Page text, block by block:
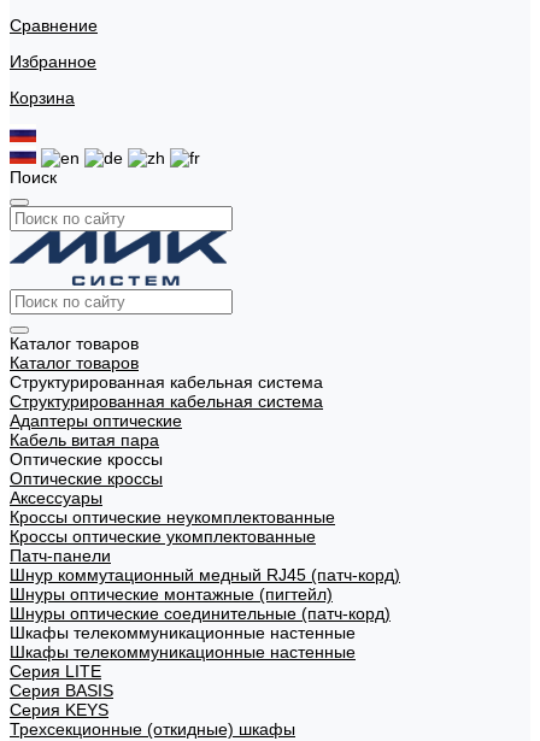
Сравнение
Избранное
Корзина
Поиск
Каталог товаров
Каталог товаров
Структурированная кабельная система
Структурированная кабельная система
Адаптеры оптические
Кабель витая пара
Оптические кроссы
Оптические кроссы
Аксессуары
Кроссы оптические неукомплектованные
Кроссы оптические укомплектованные
Патч-панели
Шнур коммутационный медный RJ45 (патч-корд)
Шнуры оптические монтажные (пигтейл)
Шнуры оптические соединительные (патч-корд)
Шкафы телекоммуникационные настенные
Шкафы телекоммуникационные настенные
Cерия LITE
Cерия BASIS
Cерия KEYS
Трехсекционные (откидные) шкафы